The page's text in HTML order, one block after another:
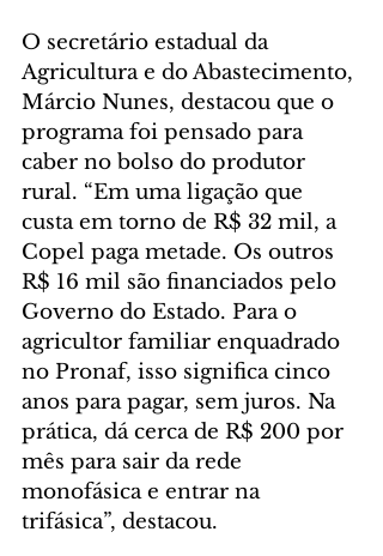
O secretário estadual da
Agricultura e do Abastecimento,
Márcio Nunes, destacou que o
programa foi pensado para
caber no bolso do produtor
rural. “Em uma ligação que
custa em torno de R$ 32 mil, a
Copel paga metade. Os outros
R$ 16 mil são financiados pelo
Governo do Estado. Para o
agricultor familiar enquadrado
no Pronaf, isso significa cinco
anos para pagar, sem juros. Na
prática, dá cerca de R$ 200 por
mês para sair da rede
monofásica e entrar na
trifásica”, destacou.